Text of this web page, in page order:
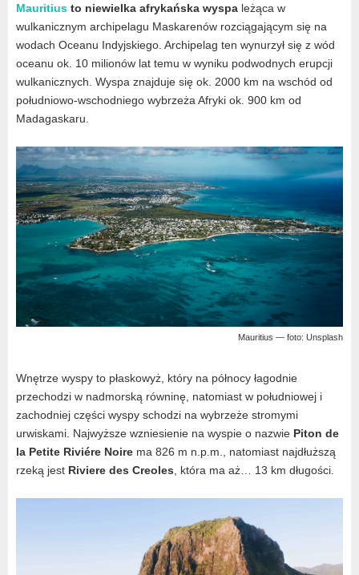
Mauritius to niewielka afrykańska wyspa leżąca w
wulkanicznym archipelagu Maskarenów rozciągającym się na
wodach Oceanu Indyjskiego. Archipelag ten wynurzył się z wód
oceanu ok. 10 milionów lat temu w wyniku podwodnych erupcji
wulkanicznych. Wyspa znajduje się ok. 2000 km na wschód od
południowo-wschodniego wybrzeża Afryki ok. 900 km od
Madagaskaru.
Mauritius — foto: Unsplash
Wnętrze wyspy to płaskowyż, który na północy łagodnie
przechodzi w nadmorską równinę, natomiast w południowej i
zachodniej części wyspy schodzi na wybrzeże stromymi
urwiskami. Najwyższe wzniesienie na wyspie o nazwie Piton de
la Petite Riviére Noire ma 826 m n.p.m., natomiast najdłuższą
rzeką jest Riviere des Creoles , która ma aż… 13 km długości.